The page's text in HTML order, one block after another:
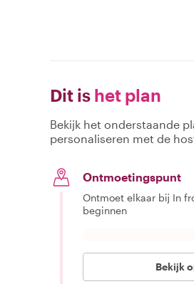
Dit is het plan
Bekijk het onderstaande
personaliseren met de
Ontmoetingspunt
Ontmoet elkaar bij In
beginnen
Bekijk